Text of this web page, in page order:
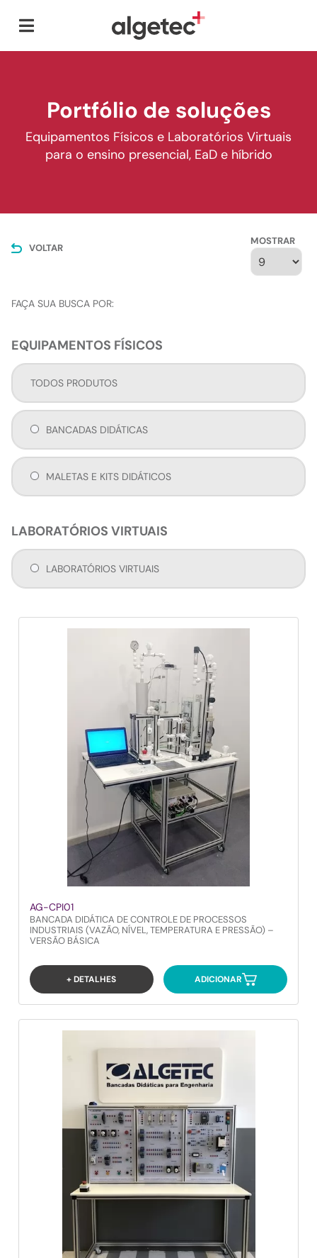
Portfólio de soluções
Equipamentos Físicos e Laboratórios Virtuais
para o ensino presencial, EaD e híbrido
VOLTAR
MOSTRAR
FAÇA SUA BUSCA POR:
EQUIPAMENTOS FÍSICOS
TODOS PRODUTOS
BANCADAS DIDÁTICAS
MALETAS E KITS DIDÁTICOS
LABORATÓRIOS VIRTUAIS
LABORATÓRIOS VIRTUAIS
AG-CPI01
BANCADA DIDÁTICA DE CONTROLE DE PROCESSOS
INDUSTRIAIS (VAZÃO, NÍVEL, TEMPERATURA E PRESSÃO) –
VERSÃO BÁSICA
+ DETALHES ADICIONAR